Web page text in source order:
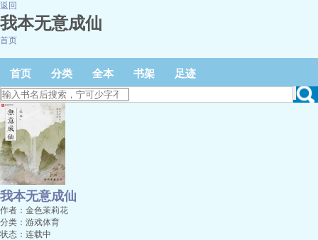
返回
我本无意成仙
首页
首页 分类 全本 书架 足迹
我本无意成仙
作者：金色茉莉花
分类：游戏体育
状态：连载中